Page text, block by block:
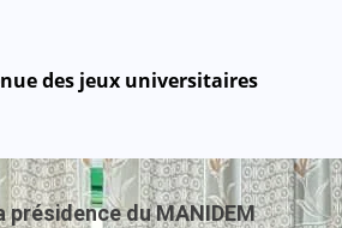
des jeux universitaires
du MANIDEM